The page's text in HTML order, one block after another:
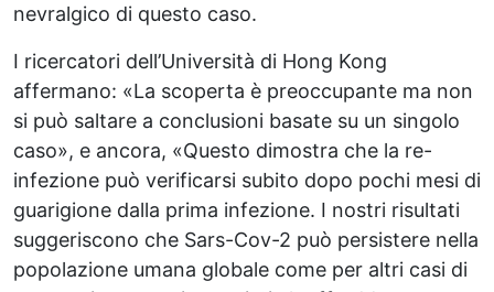
nevralgico di questo caso.
I ricercatori dell’Università di Hong Kong
affermano: «La scoperta è preoccupante ma non
si può saltare a conclusioni basate su un singolo
caso», e ancora, «Questo dimostra che la re-
infezione può verificarsi subito dopo pochi mesi di
guarigione dalla prima infezione. I nostri risultati
suggeriscono che Sars-Cov-2 può persistere nella
popolazione umana globale come per altri casi di